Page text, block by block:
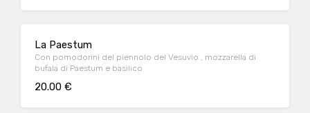
La Paestum
Con pomodorini del piennolo del Vesuvio , mozzarella di
bufala di Paestum e basilico
20.00 €